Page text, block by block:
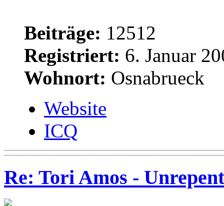
Beiträge: 12512
Registriert: 6. Januar
Wohnort: Osnabrueck
Website
ICQ
Re: Tori Amos -